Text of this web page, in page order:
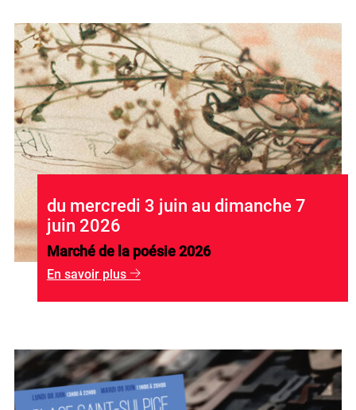
du mercredi 3 juin au dimanche 7
juin 2026
Marché de la poésie 2026
En savoir plus g